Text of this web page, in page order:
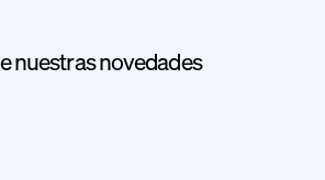
nuestras novedades